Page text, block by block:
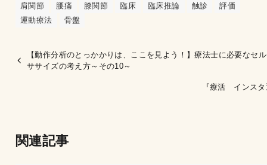
肩関節
腰痛 膝関節 臨床 臨床推論 触診
評価
運動療法
骨盤
【動作分析のとっかかりは、ここを見よう！】療法士に必要なセ
ササイズの考え方～その10～
『療活 インス
関連記事